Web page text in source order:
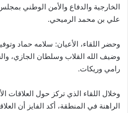
الخارجية والدفاع والأمن الوطني
علي بن محمد الرميحي.
وحضر اللقاء، الأعيان: سلامه حماد
وضيف الله القلاب وسلطان الجازي،
رامي وريكات.
وخلال اللقاء الذي تركز حول العلاقات
الراهنة في المنطقة، أكد الفايز أن